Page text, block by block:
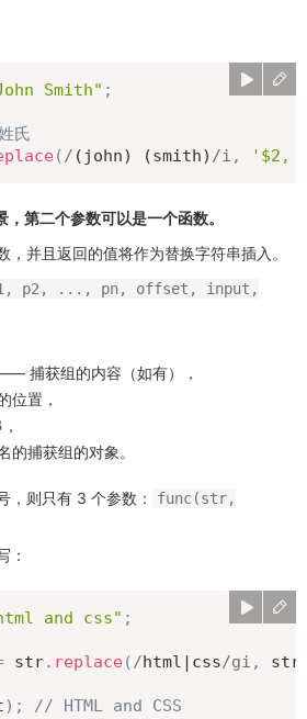
Smith" ;
氏
(/ (john) (smith) /i , '$2,
，第二个参数可以是一个函数。
，并且返回的值将作为替换字符串插入。
p2, ..., pn, offset, input,
捕获组的内容（如有），
置，
捕获组的对象。
，则只有 3 个参数：
func(str,
：
and css" ;
str. replace (/html|css/gi , str
) ; // HTML and CSS